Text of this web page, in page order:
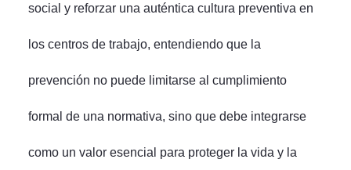
social y reforzar una auténtica cultura preventiva en
los centros de trabajo, entendiendo que la
prevención no puede limitarse al cumplimiento
formal de una normativa, sino que debe integrarse
como un valor esencial para proteger la vida y la